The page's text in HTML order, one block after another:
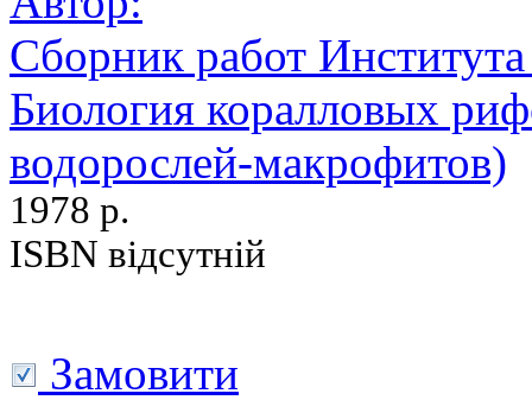
Сборник работ
Биология коралловых
водорослей-макрофитов)
1978 р.
ISBN відсутній
Замовити